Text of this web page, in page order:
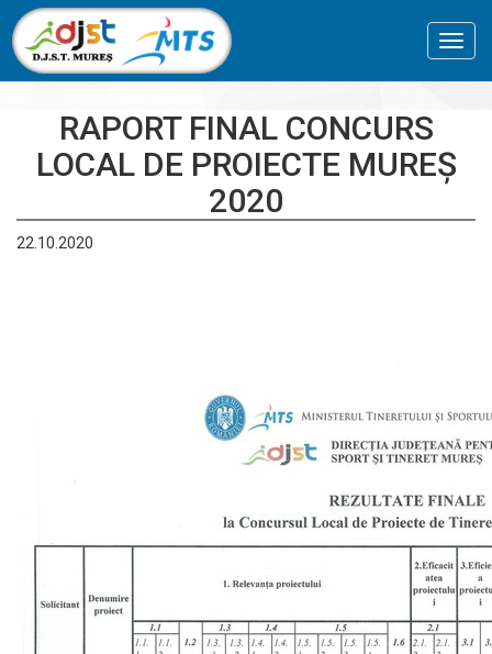
RAPORT FINAL CONCURS
LOCAL DE PROIECTE MUREȘ
2020
22.10.2020